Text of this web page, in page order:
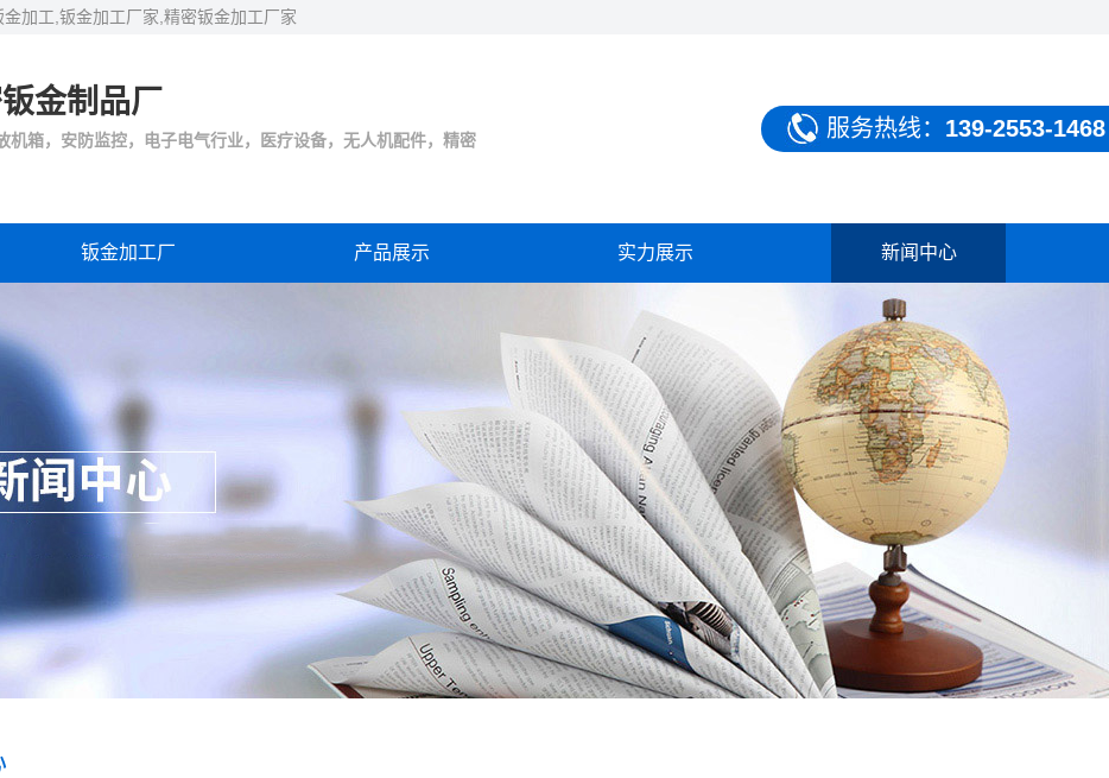
加工,钣金加工厂家,精密钣金加工厂家
金制品厂
机箱，安防监控，电子电气行业，医疗设备，无人机配件，精密
服务热线： 139-2553-1468
钣金加工厂 产品展示 实力展示 新闻中心